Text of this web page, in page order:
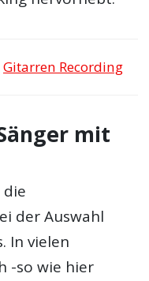
Gitarren Recording
mit
der Auswahl
In vielen
-so wie hier